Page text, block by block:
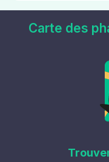
Carte des